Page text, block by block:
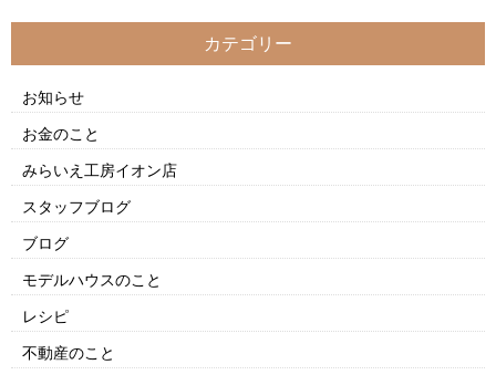
カテゴリー
お知らせ
お金のこと
みらいえ工房イオン店
スタッフブログ
ブログ
モデルハウスのこと
レシピ
不動産のこと